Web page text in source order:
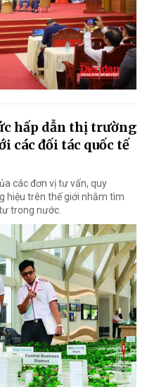
hấp dẫn thị trường
các đối tác quốc tế
các đơn vị tư vấn, quy
hiệu trên thế giới nhằm tìm
trong nước.